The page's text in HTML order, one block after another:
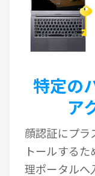
特定の
ア
顔認証にプラ
トールする
理ポータルへ